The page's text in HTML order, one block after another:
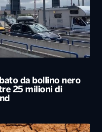
da bollino nero
25 milioni di